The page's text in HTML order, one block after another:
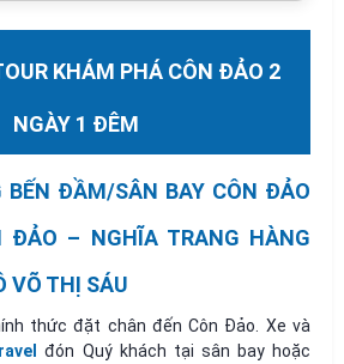
KHÁM PHÁ CÔN ĐẢO 2
NGÀY 1 ĐÊM
BẾN ĐẦM/SÂN BAY CÔN ĐẢO
ĐẢO – NGHĨA TRANG HÀNG
VÕ THỊ SÁU
thức đặt chân đến Côn Đảo. Xe và
đón Quý khách tại sân bay hoặc